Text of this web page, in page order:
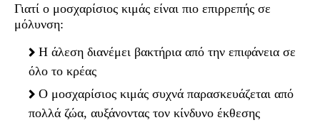
Γιατί ο μοσχαρίσιος κιμάς είναι πιο επιρρεπής σε
μόλυνση:
Η άλεση διανέμει βακτήρια από την επιφάνεια σε
όλο το κρέας
Ο μοσχαρίσιος κιμάς συχνά παρασκευάζεται από
πολλά ζώα, αυξάνοντας τον κίνδυνο έκθεσης